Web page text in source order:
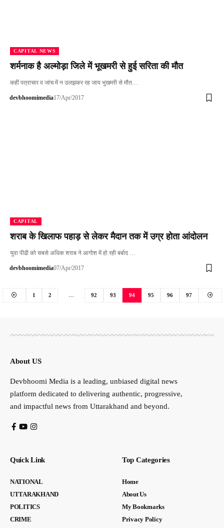
CAPITAL NEWS
शर्मनाक है अल्मोड़ा जिले में भूखमरी से हुई सरिता की मौत
कहीं पत्राचार व जांच में न उलझकर रह जाय भुखमरी से मौत…
devbhoomimedia17/Apr/2017
CAPITAL
शराब के खिलाफ पहाड़ से लेकर मैदान तक में उग्र होता आंदोलन
युवा पीढी को सबसे अधिक शराब ने आगोश में हो रही बर्बाद …
devbhoomimedia07/Apr/2017
1 2 … 92 93 94 95 96 97
About US
Devbhoomi Media is a leading, unbiased digital news
platform dedicated to delivering authentic, progressive,
and impactful news from Uttarakhand and beyond.
Quick Link
NATIONAL
UTTARAKHAND
POLITICS
CRIME
Top Categories
Home
About Us
My Bookmarks
Privacy Policy